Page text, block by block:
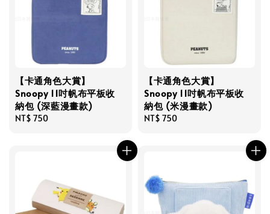
【卡通角色大賞】
Snoopy 11吋帆布平板收
納包 (深藍漫畫款)
Regular
NT$ 750
【卡通角色大賞】
Snoopy 11吋帆布平板收
納包 (米漫畫款)
Regular
NT$ 750